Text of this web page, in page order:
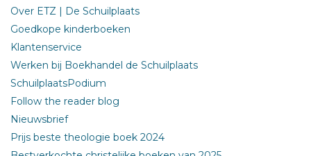
Over ETZ | De Schuilplaats
Goedkope kinderboeken
Klantenservice
Werken bij Boekhandel de Schuilplaats
SchuilplaatsPodium
Follow the reader blog
Nieuwsbrief
Prijs beste theologie boek 2024